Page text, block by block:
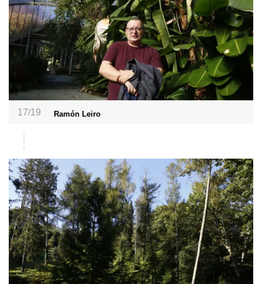
17/19 Ramón Leiro